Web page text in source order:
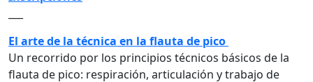
El arte de la técnica en la flauta de pico
Un recorrido por los principios técnicos básicos de la
flauta de pico: respiración, articulación y trabajo de